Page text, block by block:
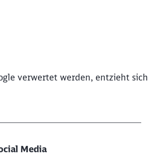
verwertet werden, entzieht sich
Media